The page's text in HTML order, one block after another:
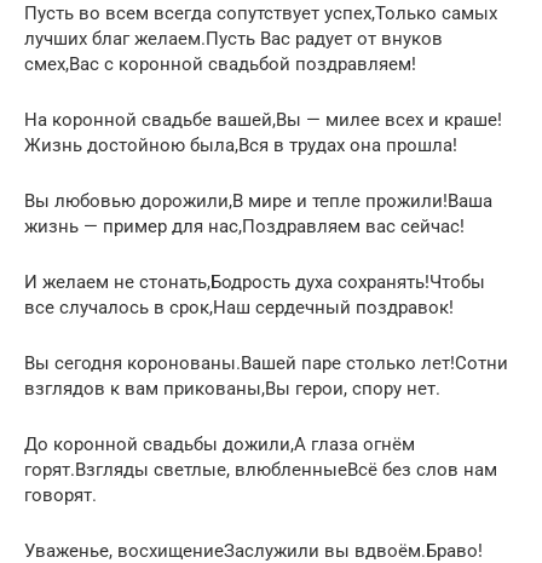
Пусть во всем всегда сопутствует успех,Только самых
лучших благ желаем.Пусть Вас радует от внуков
смех,Вас с коронной свадьбой поздравляем!
На коронной свадьбе вашей,Вы — милее всех и краше!
Жизнь достойною была,Вся в трудах она прошла!
Вы любовью дорожили,В мире и тепле прожили!Ваша
жизнь — пример для нас,Поздравляем вас сейчас!
И желаем не стонать,Бодрость духа сохранять!Чтобы
все случалось в срок,Наш сердечный поздравок!
Вы сегодня коронованы.Вашей паре столько лет!Сотни
взглядов к вам прикованы,Вы герои, спору нет.
До коронной свадьбы дожили,А глаза огнём
горят.Взгляды светлые, влюбленныеВсё без слов нам
говорят.
Уваженье, восхищениеЗаслужили вы вдвоём.Браво!